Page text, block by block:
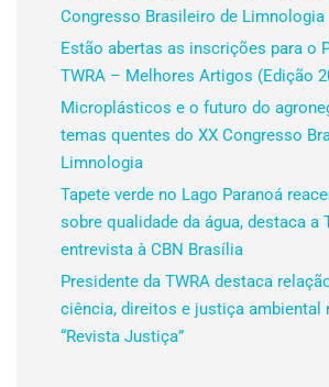
Congresso Brasileiro de Limnologia
Estão abertas as inscrições para o
TWRA – Melhores Artigos (Edição
Microplásticos e o futuro do
temas quentes do XX Congresso
Limnologia
Tapete verde no Lago Paranoá
sobre qualidade da água, destaca a
entrevista à CBN Brasília
Presidente da TWRA destaca
ciência, direitos e justiça ambiental
“Revista Justiça”